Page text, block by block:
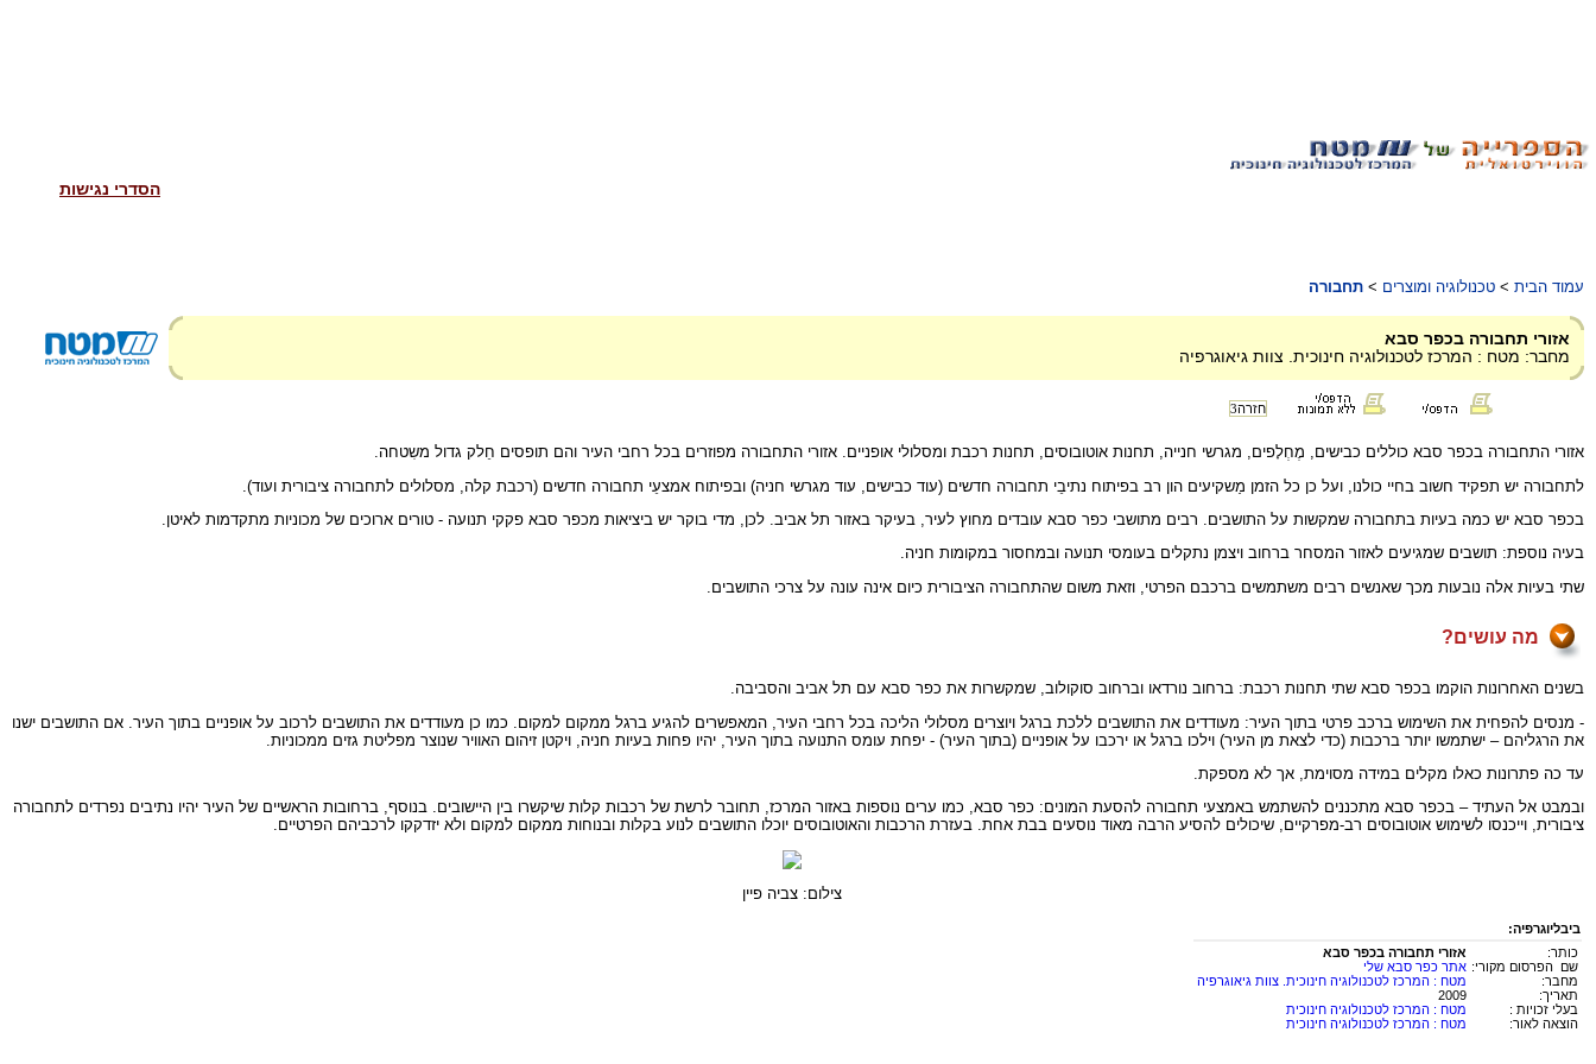
הסדרי נגישות
עמוד הבית > טכנולוגיה ומוצרים > תחבורה
אזורי תחבורה בכפר סבא
מחבר: מטח : המרכז לטכנולוגיה חינוכית. צוות גיאוגרפיה
חזרה3
אזורי התחבורה בכפר סבא כוללים כבישים, מֶחְלָפים, מגרשי חנייה, תחנות אוטובוסים, תחנות רכבת ומסלולי אופניים. אזורי התחבורה מפוזרים בכל רחבי העיר והם תופסים חֵלק גדול משִטחה.
לתחבורה יש תפקיד חשוב בחיי כולנו, ועל כן כל הזמן מַשקיעים הון רב בפיתוח נתיבֵי תחבורה חדשים (עוד כבישים, עוד מגרשי חניה) ובפיתוח אמצעֵי תחבורה חדשים (רכבת קלה, מסלולים לתחבורה ציבורית ועוד).
בכפר סבא יש כמה בעיות בתחבורה שמקשות על התושבים. רבים מתושבי כפר סבא עובדים מחוץ לעיר, בעיקר באזור תל אביב. לכן, מדי בוקר יש ביציאות מכפר סבא פקקי תנועה - טורים ארוכים של מכוניות מתקדמות לאיטן.
בעיה נוספת: תושבים שמגיעים לאזור המסחר ברחוב ויצמן נתקלים בעומסי תנועה ובמחסור במקומות חניה.
שתי בעיות אלה נובעות מכך שאנשים רבים משתמשים ברכבם הפרטי, וזאת משום שהתחבורה הציבורית כיום אינה עונה על צרכי התושבים.
מה עושים?
בשנים האחרונות הוקמו בכפר סבא שתי תחנות רכבת: ברחוב נורדאו וברחוב סוקולוב, שמקשרות את כפר סבא עם תל אביב והסביבה.
- מנסים להפחית את השימוש ברכב פרטי בתוך העיר: מעודדים את התושבים ללכת ברגל ויוצרים מסלולי הליכה בכל רחבי העיר, המאפשרים להגיע ברגל ממקום למקום. כמו כן מעודדים את התושבים לרכוב על אופניים בתוך העיר. אם התושבים ישנו
את הרגליהם – ישתמשו יותר ברכבות (כדי לצאת מן העיר) וילכו ברגל או ירכבו על אופניים (בתוך העיר) - יפחת עומס התנועה בתוך העיר, יהיו פחות בעיות חניה, ויקטן זיהום האוויר שנוצר מפליטת גזים ממכוניות.
עד כה פתרונות כאלו מקלים במידה מסוימת, אך לא מספקת.
ובמבט אל העתיד – בכפר סבא מתכננים להשתמש באמצעי תחבורה להסעת המונים: כפר סבא, כמו ערים נוספות באזור המרכז, תחובר לרשת של רכבות קלות שיקשרו בין היישובים. בנוסף, ברחובות הראשיים של העיר יהיו נתיבים נפרדים לתחבורה
ציבורית, וייכנסו לשימוש אוטובוסים רב-מפרקיים, שיכולים להסיע הרבה מאוד נוסעים בבת אחת. בעזרת הרכבות והאוטובוסים יוכלו התושבים לנוע בקלות ובנוחות ממקום למקום ולא יזדקקו לרכביהם הפרטיים.
צילום: צביה פיין
ביבליוגרפיה:
כותר:
אזורי תחבורה בכפר סבא
שם הפרסום מקורי: אתר כפר סבא שלי
מחבר:
מטח : המרכז לטכנולוגיה חינוכית. צוות גיאוגרפיה
תאריך:
2009
בעלי זכויות :
מטח : המרכז לטכנולוגיה חינוכית
הוצאה לאור:
מטח : המרכז לטכנולוגיה חינוכית